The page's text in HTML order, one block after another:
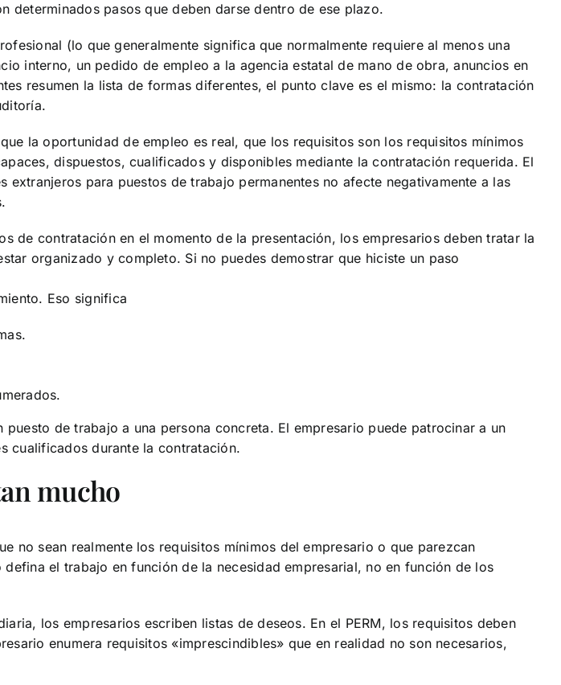
determinados pasos que deben darse dentro de ese plazo.
(lo que generalmente significa que normalmente requiere al menos una
interno, un pedido de empleo a la agencia estatal de mano de obra, anuncios en
resumen la lista de formas diferentes, el punto clave es el mismo: la contratación
la oportunidad de empleo es real, que los requisitos son los requisitos mínimos
dispuestos, cualificados y disponibles mediante la contratación requerida. El
para puestos de trabajo permanentes no afecte negativamente a las
de contratación en el momento de la presentación, los empresarios deben tratar la
organizado y completo. Si no puedes demostrar que hiciste un paso
Eso significa
de trabajo a una persona concreta. El empresario puede patrocinar a un
cualificados durante la contratación.
mucho
no sean realmente los requisitos mínimos del empresario o que parezcan
el trabajo en función de la necesidad empresarial, no en función de los
los empresarios escriben listas de deseos. En el PERM, los requisitos deben
enumera requisitos «imprescindibles» que en realidad no son necesarios,